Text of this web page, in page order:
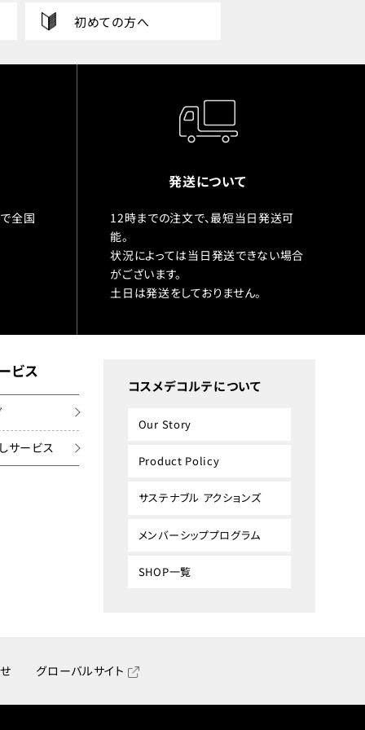
初めての方へ
全国
発送について
12時までの注文で、最短当日発送可
能。
状況によっては当日発送できない場合
がございます。
土日は発送をしておりません。
ビス
サービス
コスメデコルテについて
Our Story
Product Policy
サステナブル アクションズ
メンバーシッププログラム
SHOP一覧
グローバルサイト